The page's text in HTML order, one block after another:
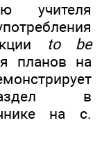
учителя
to be
планов на
в
на с.